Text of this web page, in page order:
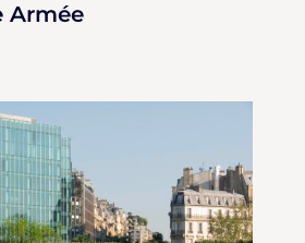
Armée